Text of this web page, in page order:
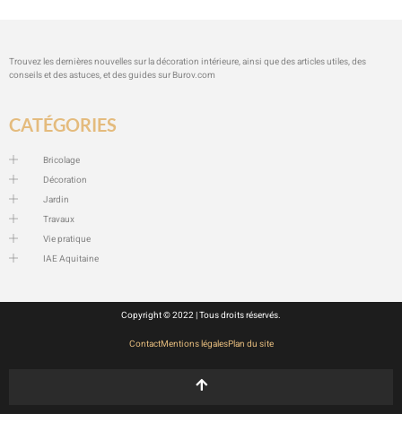
Trouvez les dernières nouvelles sur la décoration intérieure, ainsi que des articles utiles, des
conseils et des astuces, et des guides sur Burov.com
CATÉGORIES
Bricolage
Décoration
Jardin
Travaux
Vie pratique
IAE Aquitaine
Copyright © 2022 | Tous droits réservés.
ContactMentions légalesPlan du site